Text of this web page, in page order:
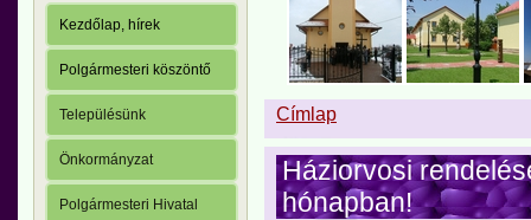
Kezdőlap, hírek
Polgármesteri köszöntő
Településünk
Önkormányzat
Polgármesteri Hivatal
Címlap
Háziorvosi
hónapban!